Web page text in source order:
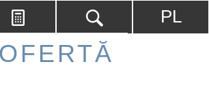
PL
OFERTĂ